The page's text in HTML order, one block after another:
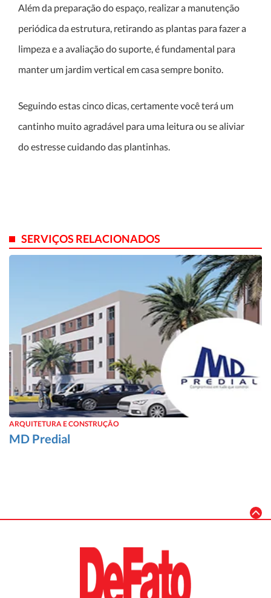
Além da preparação do espaço, realizar a manutenção
periódica da estrutura, retirando as plantas para fazer a
limpeza e a avaliação do suporte, é fundamental para
manter um jardim vertical em casa sempre bonito.
Seguindo estas cinco dicas, certamente você terá um
cantinho muito agradável para uma leitura ou se aliviar
do estresse cuidando das plantinhas.
SERVIÇOS RELACIONADOS
ARQUITETURA E CONSTRUÇÃO
MD Predial